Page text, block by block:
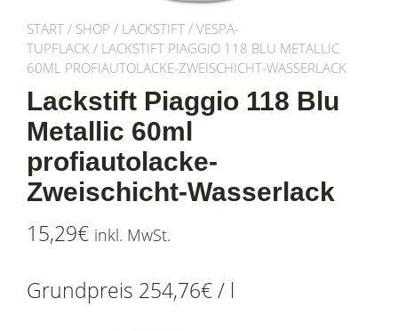
START / SHOP / LACKSTIFT / VESPA-
TUPFLACK / LACKSTIFT PIAGGIO 118 BLU METALLIC
60ML PROFIAUTOLACKE-ZWEISCHICHT-WASSERLACK
Lackstift Piaggio 118 Blu
Metallic 60ml
profiautolacke-
Zweischicht-Wasserlack
15,29€ inkl. MwSt.
Grundpreis 254,76€/ l